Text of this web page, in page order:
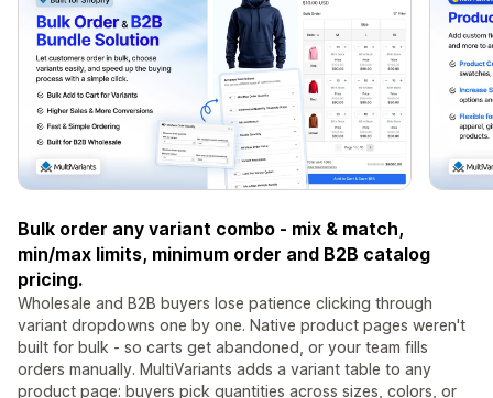
Bulk order any variant combo - mix & match,
min/max limits, minimum order and B2B catalog
pricing.
Wholesale and B2B buyers lose patience clicking through
variant dropdowns one by one. Native product pages weren't
built for bulk - so carts get abandoned, or your team fills
orders manually. MultiVariants adds a variant table to any
product page: buyers pick quantities across sizes, colors, or